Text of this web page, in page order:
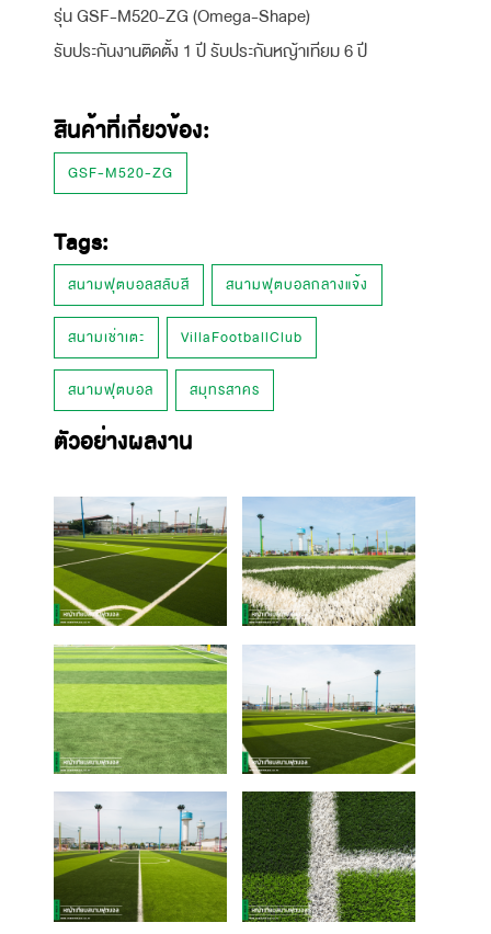
รุ่น GSF-M520-ZG (Omega-Shape)
รับประกันงานติดตั้ง 1 ปี รับประกันหญ้าเทียม 6 ปี
สินค้าที่เกี่ยวข้อง:
GSF-M520-ZG
Tags:
สนามฟุตบอลสลับสี สนามฟุตบอลกลางแจ้ง
สนามเช่าเตะ VillaFootballClub
สนามฟุตบอล สมุทรสาคร
ตัวอย่างผลงาน